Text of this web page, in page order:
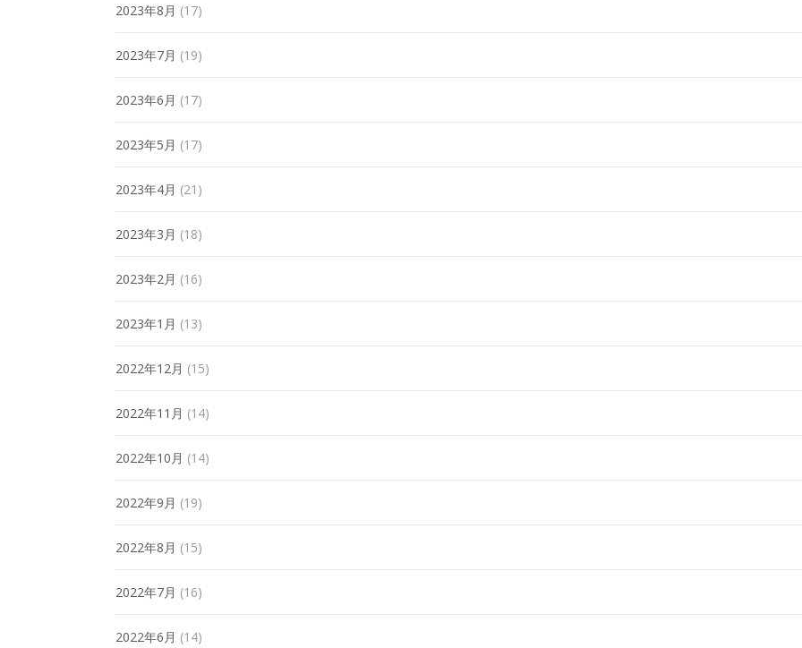
2023年8月 (17)
2023年7月 (19)
2023年6月 (17)
2023年5月 (17)
2023年4月 (21)
2023年3月 (18)
2023年2月 (16)
2023年1月 (13)
2022年12月 (15)
2022年11月 (14)
2022年10月 (14)
2022年9月 (19)
2022年8月 (15)
2022年7月 (16)
2022年6月 (14)